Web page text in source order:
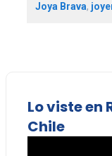
Joya Brava,
Lo viste en
Chile